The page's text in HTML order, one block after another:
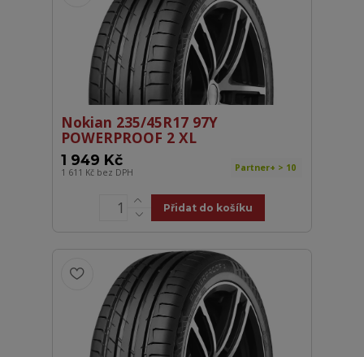
Nokian 235/45R17 97Y
POWERPROOF 2 XL
1 949 Kč
1 611 Kč bez DPH Partner+ > 10
Přidat do košíku